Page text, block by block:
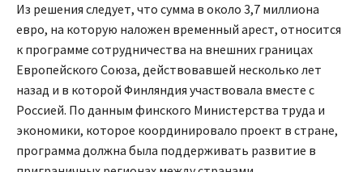
Из решения следует, что сумма в около 3,7 миллиона
евро, на которую наложен временный арест, относится
к программе сотрудничества на внешних границах
Европейского Союза, действовавшей несколько лет
назад и в которой Финляндия участвовала вместе с
Россией. По данным финского Министерства труда и
экономики, которое координировало проект в стране,
программа должна была поддерживать развитие в